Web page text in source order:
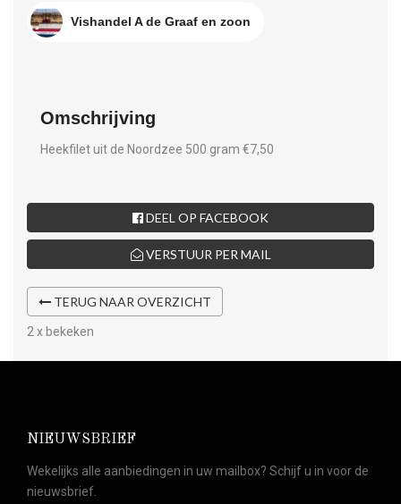
Vishandel A de Graaf en zoon
Omschrijving
Heekfilet uit de Noordzee 500 gram €7,50
DEEL OP FACEBOOK
VERSTUUR PER MAIL
TERUG NAAR OVERZICHT
2 x bekeken
NIEUWSBRIEF
Wekelijks alle aanbiedingen in uw mailbox? Schijf u in voor de
nieuwsbrief.